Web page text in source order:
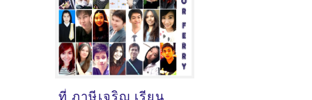
ที่ ภาษีเจริญ เรียน